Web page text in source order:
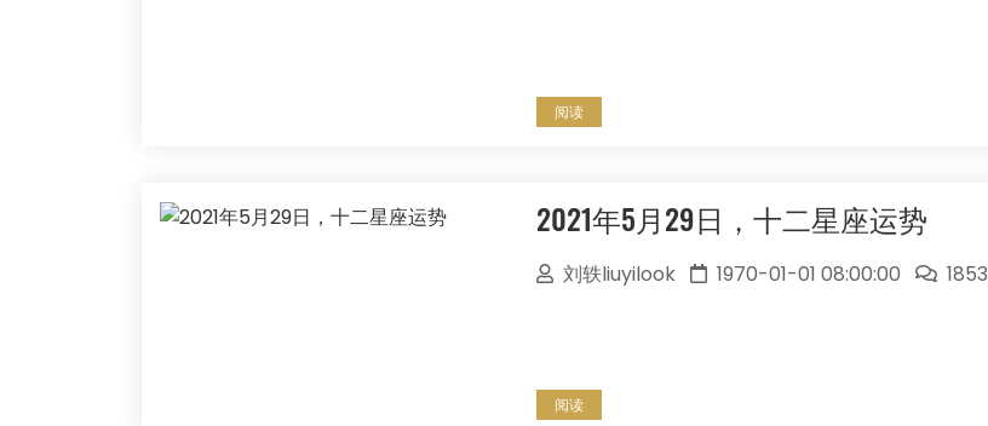
阅读
2021年5月29日，十二星座运势
刘轶liuyilook 1970-01-01 08:00:00 1853
阅读